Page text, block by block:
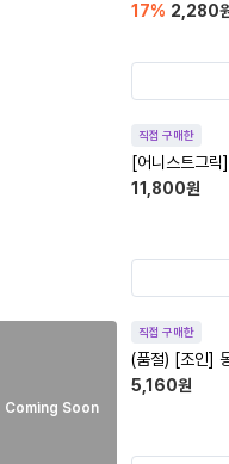
17% 2,280
직접 구매한
[어니스트그
11,800원
Coming Soon
직접 구매한
(품절) [조인]
5,160원